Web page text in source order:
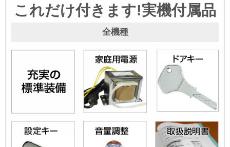
これだけ付きます!実機付属品
全機種